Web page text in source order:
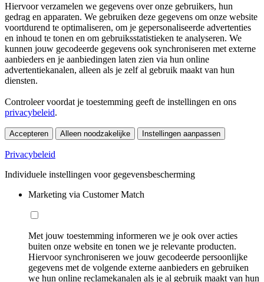
Hiervoor verzamelen we gegevens over onze gebruikers, hun
gedrag en apparaten. We gebruiken deze gegevens om onze website
voortdurend te optimaliseren, om je gepersonaliseerde advertenties
en inhoud te tonen en om gebruiksstatistieken te analyseren. We
kunnen jouw gecodeerde gegevens ook synchroniseren met externe
aanbieders en je aanbiedingen laten zien via hun online
advertentiekanalen, alleen als je zelf al gebruik maakt van hun
diensten.
Controleer voordat je toestemming geeft de instellingen en ons
privacybeleid.
Accepteren Alleen noodzakelijke Instellingen aanpassen
Privacybeleid
Individuele instellingen voor gegevensbescherming
Marketing via Customer Match
Met jouw toestemming informeren we je ook over acties
buiten onze website en tonen we je relevante producten.
Hiervoor synchroniseren we jouw gecodeerde persoonlijke
gegevens met de volgende externe aanbieders en gebruiken
we hun online reclamekanalen als je al gebruik maakt van hun